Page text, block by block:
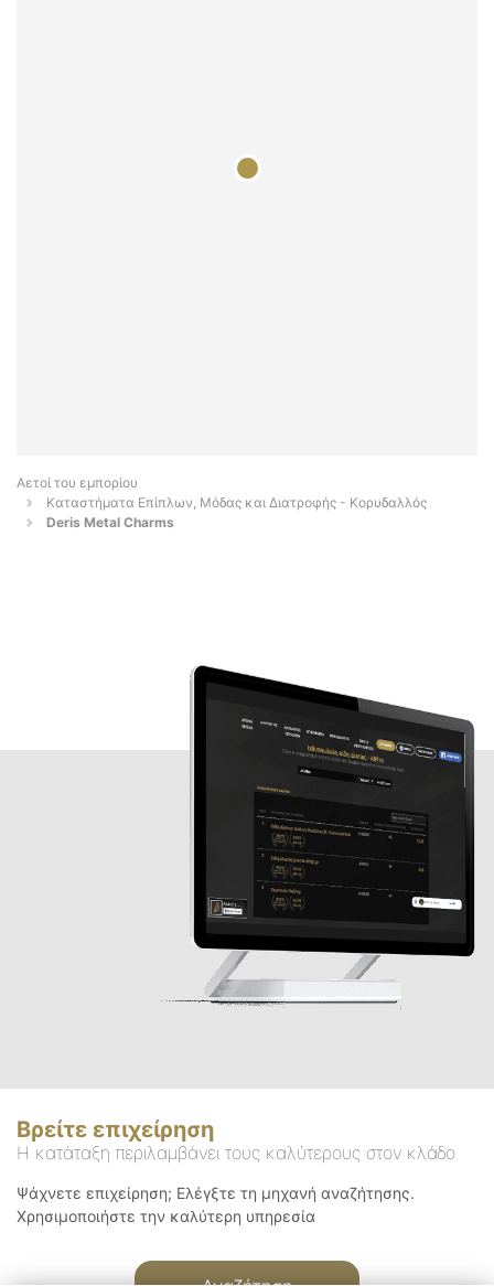
Αετοί του εμπορίου
Καταστήματα Επίπλων, Μόδας και Διατροφής - Κορυδαλλός
Deris Metal Charms
Βρείτε επιχείρηση
Η κατάταξη περιλαμβάνει τους καλύτερους στον κλάδο
Ψάχνετε επιχείρηση; Ελέγξτε τη μηχανή αναζήτησης.
Χρησιμοποιήστε την καλύτερη υπηρεσία